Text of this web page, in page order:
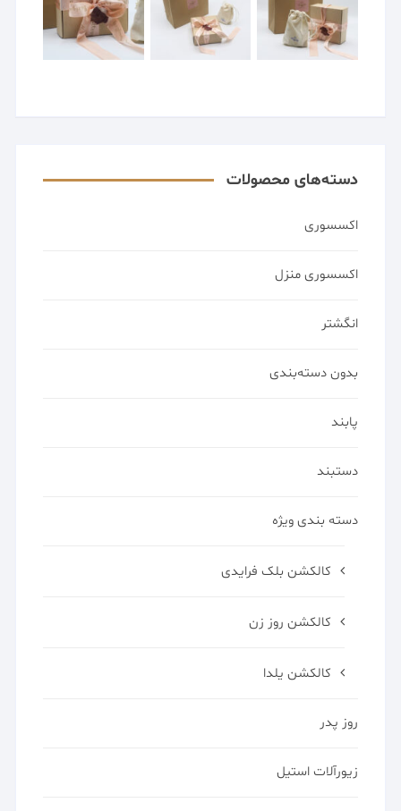
دسته‌های محصولات
اکسسوری
اکسسوری منزل
انگشتر
بدون دسته‌بندی
پابند
دستبند
دسته بندی ویژه
کالکشن بلک فرایدی
کالکشن روز زن
کالکشن یلدا
روز پدر
زیورآلات استیل